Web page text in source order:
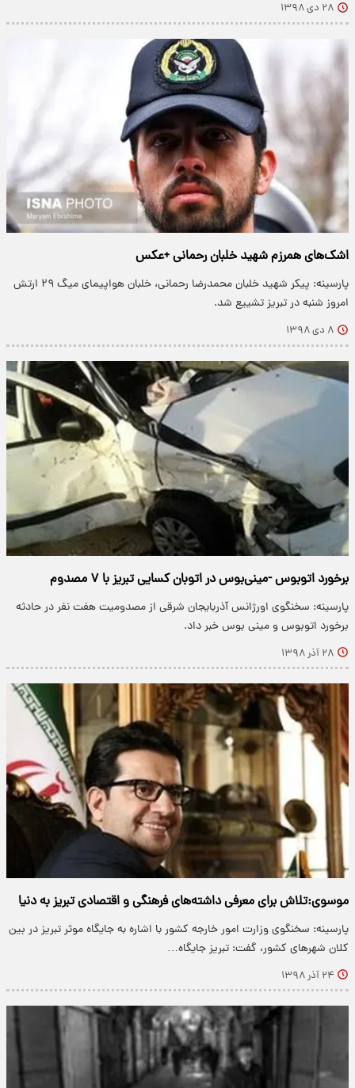
۲۸ دی ۱۳۹۸
اشک‌های همرزم شهید خلبان رحمانی +عکس
پارسینه: پیکر شهید خلبان محمدرضا رحمانی، خلبان هواپیمای میگ ۲۹ ارتش
امروز شنبه در تبریز تشییع شد.
۸ دی ۱۳۹۸
برخورد اتوبوس -مینی‌بوس در اتوبان کسایی تبریز با ۷ مصدوم
پارسینه: سخنگوی اورژانس آذربایجان شرقی از مصدومیت هفت نفر در حادثه
برخورد اتوبوس و مینی بوس خبر داد.
۲۸ آذر ۱۳۹۸
موسوی:تلاش برای معرفی داشته‌های فرهنگی و اقتصادی تبریز به دنیا
پارسینه: سخنگوی وزارت امور خارجه کشور با اشاره به جایگاه موثر تبریز در بین
کلان شهرهای کشور، گفت: تبریز جایگاه…
۲۴ آذر ۱۳۹۸